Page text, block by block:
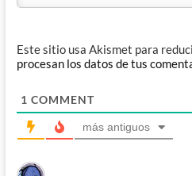
Este sitio usa Akismet para
procesan los datos de tus
1 COMMENT
más antiguos